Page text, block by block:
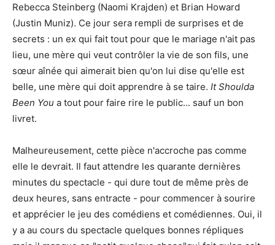
Rebecca Steinberg (Naomi Krajden) et Brian Howard
(Justin Muniz). Ce jour sera rempli de surprises et de
secrets : un ex qui fait tout pour que le mariage n'ait pas
lieu, une mère qui veut contrôler la vie de son fils, une
sœur aînée qui aimerait bien qu'on lui dise qu'elle est
belle, une mère qui doit apprendre à se taire. It Shoulda
Been You a tout pour faire rire le public... sauf un bon
livret.
Malheureusement, cette pièce n'accroche pas comme
elle le devrait. Il faut attendre les quarante dernières
minutes du spectacle - qui dure tout de même près de
deux heures, sans entracte - pour commencer à sourire
et apprécier le jeu des comédiens et comédiennes. Oui, il
y a au cours du spectacle quelques bonnes répliques